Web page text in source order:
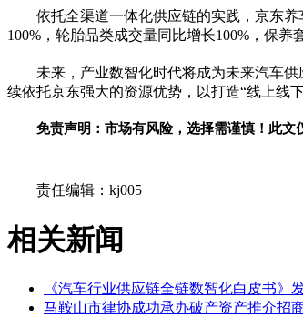
依托全渠道一体化供应链的实践，京东
100%，轮胎品类成交量同比增长100%，保
未来，产业数智化时代将成为未来汽车
续依托京东强大的资源优势，以打造“线上线
免责声明：市场有风险，选择需谨慎！此文
责任编辑：kj005
相关新闻
《汽车行业供应链全链数智化白皮书》
马鞍山市律协成功承办破产资产推介招